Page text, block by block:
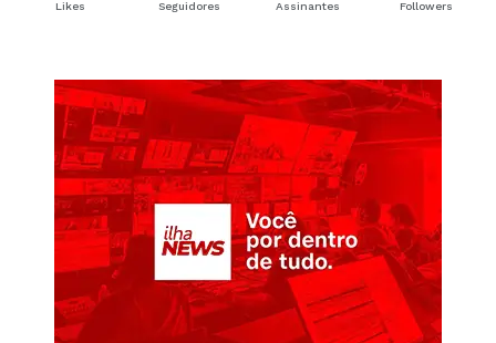
Likes Seguidores Assinantes Followers